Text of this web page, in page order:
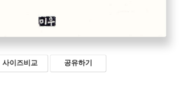
사이즈비교 공유하기